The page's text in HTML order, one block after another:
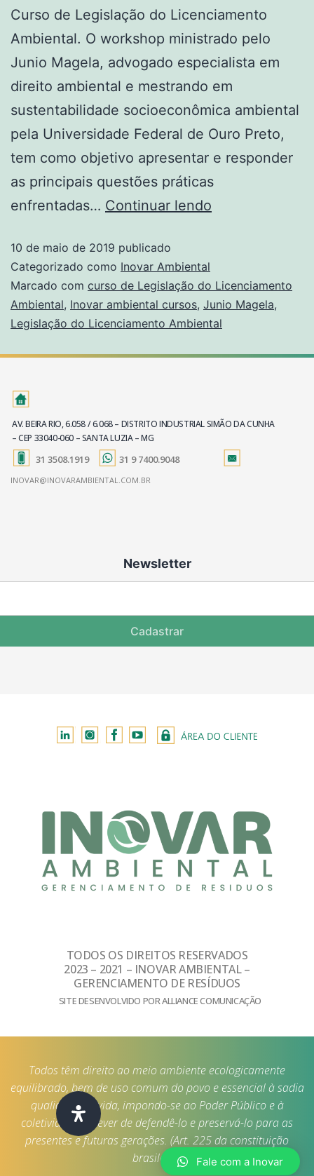
Curso de Legislação do Licenciamento
Ambiental. O workshop ministrado pelo
Junio Magela, advogado especialista em
direito ambiental e mestrando em
sustentabilidade socioeconômica ambiental
pela Universidade Federal de Ouro Preto,
tem como objetivo apresentar e responder
as principais questões práticas
enfrentadas… Continuar lendo
10 de maio de 2019 publicado
Categorizado como Inovar Ambiental
Marcado com curso de Legislação do Licenciamento
Ambiental, Inovar ambiental cursos, Junio Magela,
Legislação do Licenciamento Ambiental
AV. BEIRA RIO, 6.058 / 6.068 – DISTRITO INDUSTRIAL SIMÃO DA CUNHA
– CEP 33040-060 – SANTA LUZIA – MG
31 3508.1919 31 9 7400.9048
INOVAR@INOVARAMBIENTAL.COM.BR
Newsletter
Cadastrar
TODOS OS DIREITOS RESERVADOS
2023 – 2021 – INOVAR AMBIENTAL –
GERENCIAMENTO DE RESÍDUOS
SITE DESENVOLVIDO POR ALLIANCE COMUNICAÇÃO
Todos têm direito ao meio ambiente ecologicamente
equilibrado, bem de uso comum do povo e essencial à sadia
qualidade de vida, impondo-se ao Poder Público e à
coletividade o dever de defendê-lo e preservá-lo para as
presentes e futuras gerações. (Art. 225 da constituição
brasileira)
Fale com a Inovar